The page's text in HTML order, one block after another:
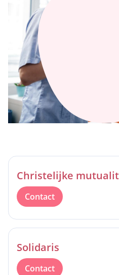
Christelijke
Contact
Solidaris
Contact